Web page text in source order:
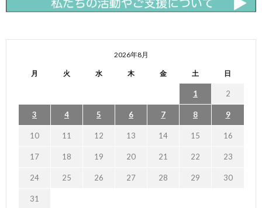
2026年8月
月 火 水 木 金 土 日
1 2
3 4 5 6 7 8 9
10 11 12 13 14 15 16
17 18 19 20 21 22 23
24 25 26 27 28 29 30
31